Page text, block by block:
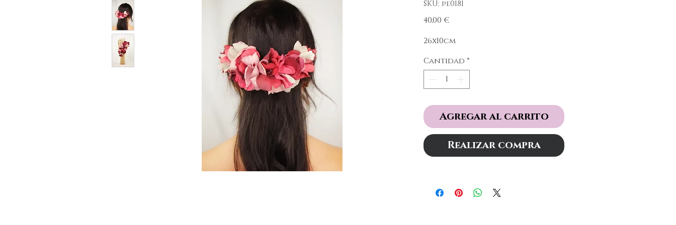
SKU: pe0181
40,00 €
26x10cm
Cantidad *
Agregar al carrito
Realizar compra